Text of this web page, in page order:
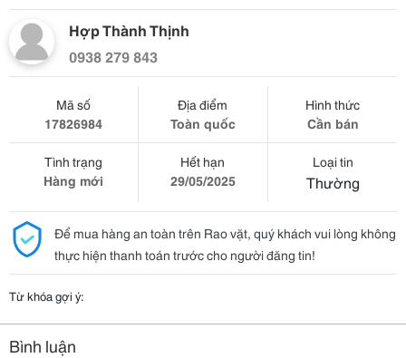
Hợp Thành Thịnh
0938 279 843
Mã số
17826984
Địa điểm
Toàn quốc
Hình thức
Cần bán
Tình trạng
Hàng mới
Hết hạn
29/05/2025
Loại tin
Thường
Để mua hàng an toàn trên Rao vặt, quý khách vui lòng không
thực hiện thanh toán trước cho người đăng tin!
Từ khóa gợi ý:
Bình luận